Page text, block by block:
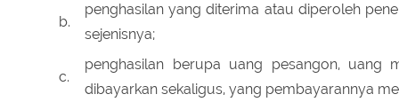
b.
penghasilan yang diterima atau diperoleh
sejenisnya;
c.
penghasilan berupa uang pesangon, uang
dibayarkan sekaligus, yang pembayarannya